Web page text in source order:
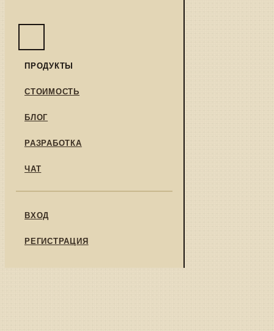
ПРОДУКТЫ
СТОИМОСТЬ
БЛОГ
РАЗРАБОТКА
ЧАТ
ВХОД
РЕГИСТРАЦИЯ